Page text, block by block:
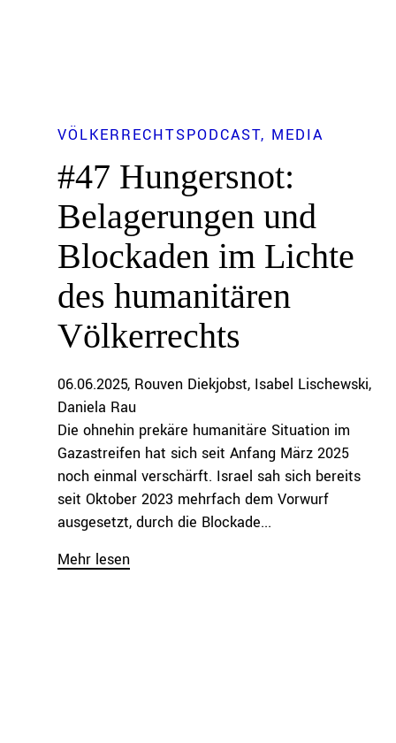
VÖLKERRECHTSPODCAST MEDIA
#47 Hungersnot:
Belagerungen und
Blockaden im Lichte
des humanitären
Völkerrechts
06.06.2025 Rouven Diekjobst Isabel Lischewski
Daniela Rau
Die ohnehin prekäre humanitäre Situation im
Gazastreifen hat sich seit Anfang März 2025
noch einmal verschärft. Israel sah sich bereits
seit Oktober 2023 mehrfach dem Vorwurf
ausgesetzt, durch die Blockade...
Mehr lesen